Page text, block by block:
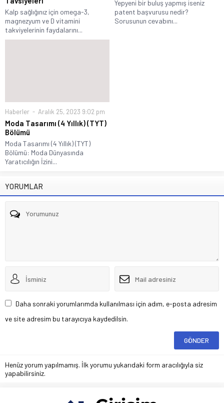
Kalp sağlığınız için omega-3,
magnezyum ve D vitamini
takviyelerinin faydalarını...
Yepyeni bir buluş yapmış iseniz
patent başvurusu nedir?
Sorusunun cevabını...
Haberler Aralık 25, 2023 9:02 pm
Moda Tasarımı (4 Yıllık) (TYT)
Bölümü
Moda Tasarımı (4 Yıllık) (TYT)
Bölümü: Moda Dünyasında
Yaratıcılığın İzini...
YORUMLAR
Daha sonraki yorumlarımda kullanılması için adım, e-posta adresim
ve site adresim bu tarayıcıya kaydedilsin.
Henüz yorum yapılmamış. İlk yorumu yukarıdaki form aracılığıyla siz
yapabilirsiniz.